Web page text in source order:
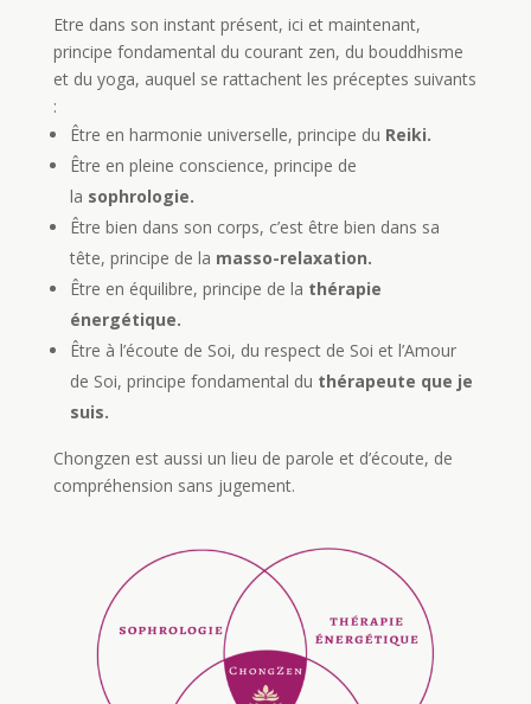
Etre dans son instant présent, ici et maintenant,
principe fondamental du courant zen, du bouddhisme
et du yoga, auquel se rattachent les préceptes suivants
:
Être en harmonie universelle, principe du Reiki.
Être en pleine conscience, principe de
la sophrologie.
Être bien dans son corps, c’est être bien dans sa
tête, principe de la masso-relaxation.
Être en équilibre, principe de la thérapie
énergétique.
Être à l’écoute de Soi, du respect de Soi et l’Amour
de Soi, principe fondamental du thérapeute que je
suis.
Chongzen est aussi un lieu de parole et d’écoute, de
compréhension sans jugement.